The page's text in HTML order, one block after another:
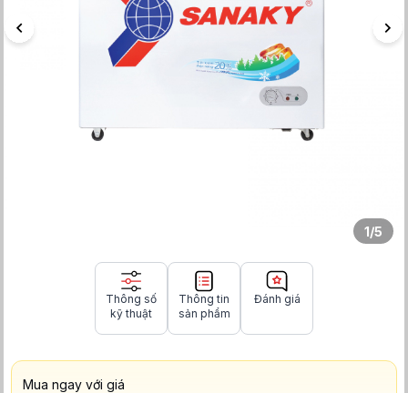
1/5
Thông số
kỹ thuật
Thông tin
sản phẩm
Đánh giá
Mua ngay với giá